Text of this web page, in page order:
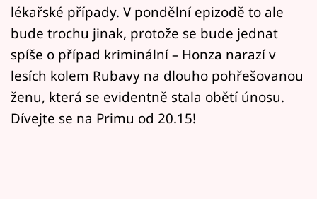
Přihlášení
Sledujte nás
lékařské případy. V pondělní epizodě to ale
bude trochu jinak, protože se bude jednat
spíše o případ kriminální – Honza narazí v
lesích kolem Rubavy na dlouho pohřešovanou
ženu, která se evidentně stala obětí únosu.
Dívejte se na Primu od 20.15!